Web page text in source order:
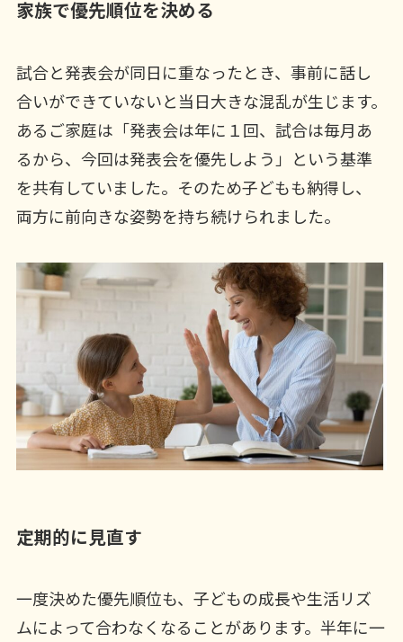
家族で優先順位を決める
試合と発表会が同日に重なったとき、事前に話し
合いができていないと当日大きな混乱が生じます。
あるご家庭は「発表会は年に１回、試合は毎月あ
るから、今回は発表会を優先しよう」という基準
を共有していました。そのため子どもも納得し、
両方に前向きな姿勢を持ち続けられました。
定期的に見直す
一度決めた優先順位も、子どもの成長や生活リズ
ムによって合わなくなることがあります。半年に一